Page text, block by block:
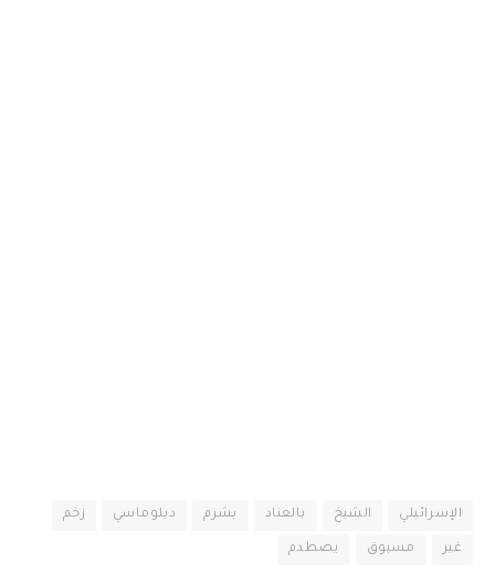
الإسرائيلي الشيخ بالعناد بشرم دبلوماسي زخم
غير مسبوق يصطدم